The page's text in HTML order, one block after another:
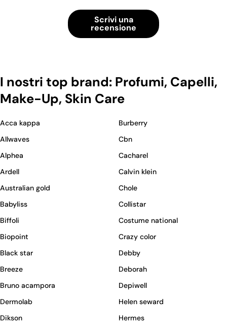
Scrivi una
recensione
I nostri top brand: Profumi, Capelli,
Make-Up, Skin Care
Acca kappa
Allwaves
Alphea
Ardell
Australian gold
Babyliss
Biffoli
Biopoint
Black star
Breeze
Bruno acampora
Burberry
Cbn
Cacharel
Calvin klein
Chole
Collistar
Costume national
Crazy color
Debby
Deborah
Depiwell
Dermolab
Dikson
Helen seward
Hermes